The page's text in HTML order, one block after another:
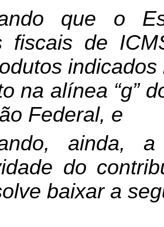
que o
fiscais de
na alínea “g”
Federal, e
ainda,
do
baixar a